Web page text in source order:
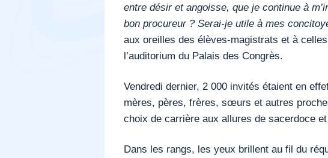
entre désir et angoisse, que je continue à
bon procureur ? Serai-je utile à mes
aux oreilles des élèves-magistrats et à
l’auditorium du Palais des Congrès.
Vendredi dernier, 2 000 invités étaient en
mères, pères, frères, sœurs et autres
choix de carrière aux allures de sacerdoce
Dans les rangs, les yeux brillent au fil du